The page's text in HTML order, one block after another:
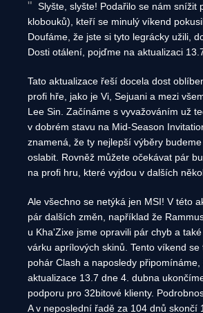
Slyšte, slyšte! Podařilo se nám snížit
klobouků), kteří se minulý víkend
Doufáme, že jste si tyto legrácky užili,
Dosti otálení, pojďme na aktualizaci
Tato aktualizace řeší docela dost
profi hře, jako je Vi, Sejuani a mezi
Lee Sin. Začínáme s vyvažováním už
v dobrém stavu na Mid-Season
znamená, že ty nejlepší výběry
oslabit. Rovněž můžete očekávat pár
na profi hru, které vyjdou v dalších
Ale všechno se netýká jen MSI! V této
pár dalších změn, například že
u Kha'Zixe jsme opravili pár chyb a
várku aprílových skinů. Tento víkend
pohár Clash a naposledy
aktualizace 13.7 dne 4. dubna
podporu pro 32bitové klienty.
A v neposlední řadě za 104 dnů skončí